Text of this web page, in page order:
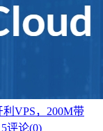
VPS，200M带
评论(0)